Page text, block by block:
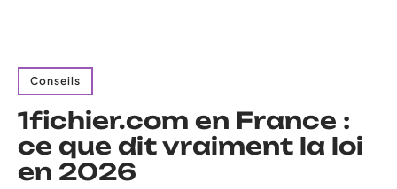
Conseils
1fichier.com en France :
ce que dit vraiment la loi
en 2026